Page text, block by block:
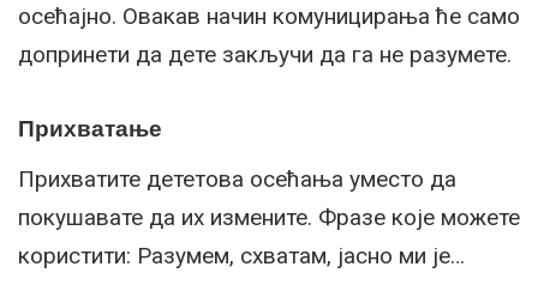
осећајно. Овакав начин комуницирања ће само
допринети да дете закључи да га не разумете.
Прихватање
Прихватите дететова осећања уместо да
покушавате да их измените. Фразе које можете
користити: Разумем, схватам, јасно ми је…